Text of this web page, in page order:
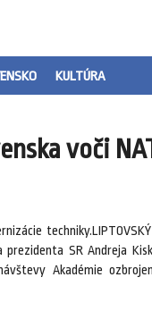
KULTÚRA
voči
prezidenta SR Andreja
Akadémie